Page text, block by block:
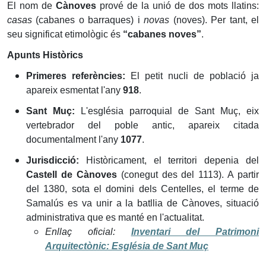
El nom de Cànoves prové de la unió de dos mots llatins:
casas (cabanes o barraques) inovas (noves). Per tant, el
seu significat etimològic és “cabanes noves”.
Apunts Històrics
Primeres referències: El petit nucli de població ja
apareix esmentat l'any 918.
Sant Muç: L'església parroquial de Sant Muç, eix
vertebrador del poble antic, apareix citada
documentalment l'any 1077.
Jurisdicció: Històricament, el territori depenia del
Castell de Cànoves(conegut des del 1113). A partir
del 1380, sota el domini dels Centelles, el terme de
Samalús es va unir a la batllia de Cànoves, situació
administrativa que es manté en l'actualitat.
Enllaç oficial:
Inventari del Patrimoni
Arquitectònic: Església de Sant Muç